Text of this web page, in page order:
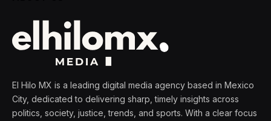
El Hilo MX is a leading digital media agency based in Mexico
City, dedicated to delivering sharp, timely insights across
politics, society, justice, trends, and sports. With a clear focus